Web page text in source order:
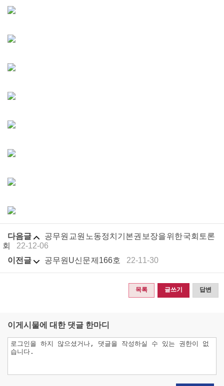
다음글
공무원 교원 노동 정치기본권 보장을 위한 국회토론
회
22-12-06
이전글
공무원U신문 제166호 22-11-30
목록 글쓰기 답변
이게시물에 대한 댓글 한마디